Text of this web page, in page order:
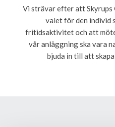
Vi strävar efter att Skyrups
valet för den individ
fritidsaktivitet och att
vår anläggning ska vara
bjuda in till att